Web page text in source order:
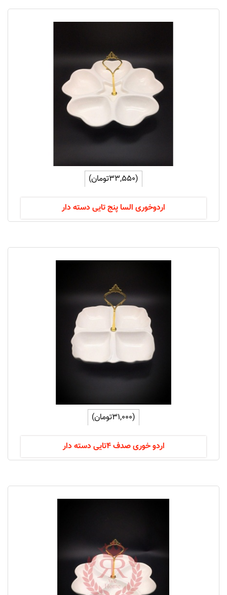
(33,550تومان)
اردوخوری السا پنج تایی دسته دار
(31,000تومان)
اردو خوری صدف 4تایی دسته دار